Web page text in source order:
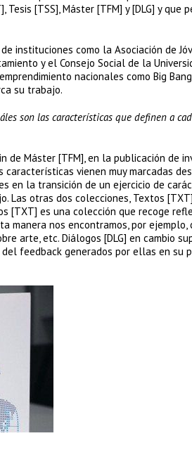
[TSS], Máster [TFM] y [DLG] y que
instituciones como la Asociación de
y el Consejo Social de la
nacionales como Big Bang
su trabajo.
son las características que definen a
de Máster [TFM], en la publicación de
vienen muy marcadas
en la transición de un ejercicio de
Las otras dos colecciones, Textos
[TXT] es una colección que recoge
manera nos encontramos, por ejemplo,
arte, etc. Diálogos [DLG] en cambio
feedback generados por ellas en su